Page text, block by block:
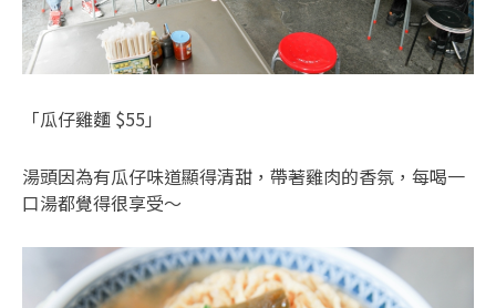
「瓜仔雞麵 $55」
湯頭因為有瓜仔味道顯得清甜，帶著雞肉的香氛，每喝一
口湯都覺得很享受～